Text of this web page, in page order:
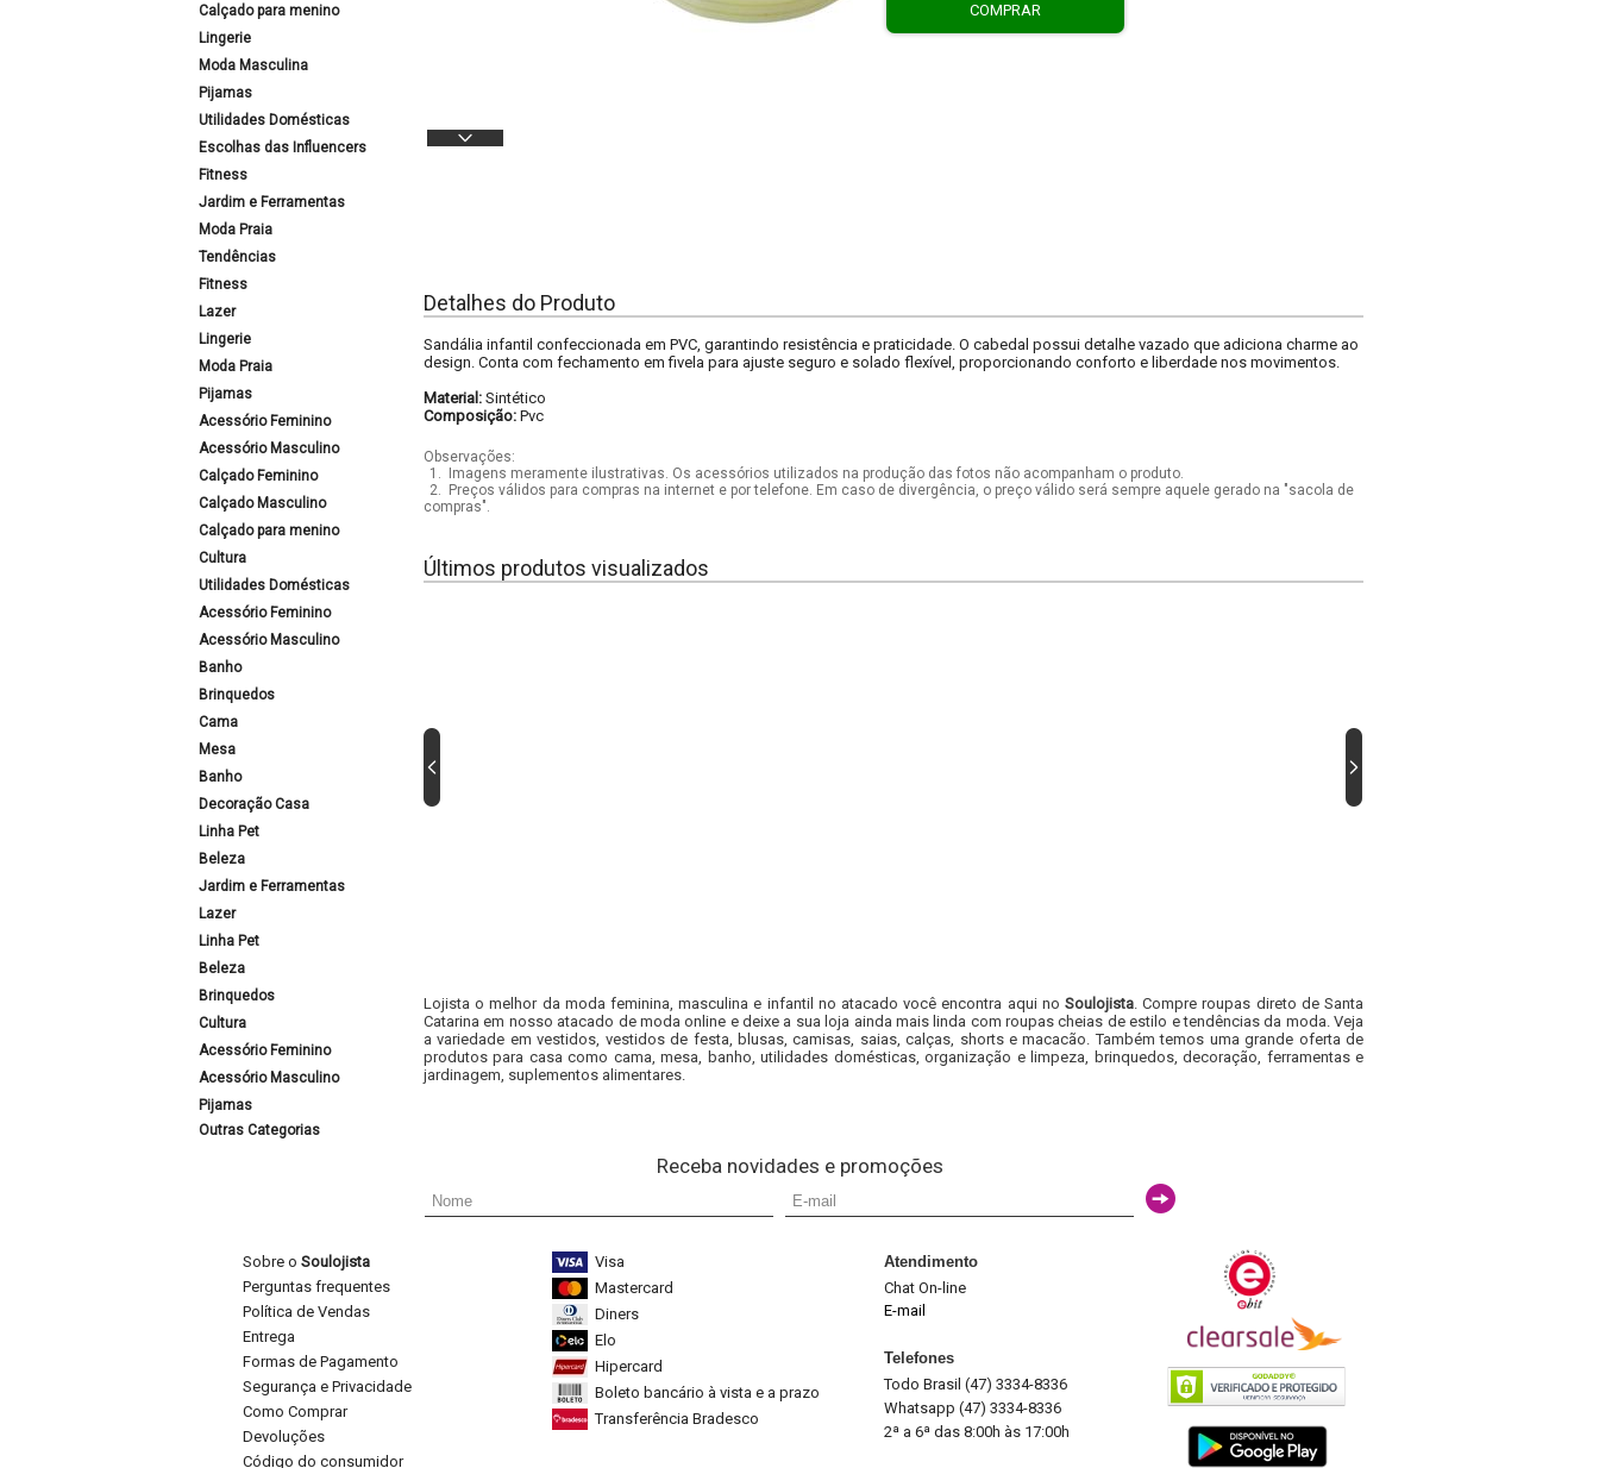
Calçado para menino
Lingerie
Moda Masculina
Pijamas
Utilidades Domésticas
Escolhas das Influencers
Fitness
Jardim e Ferramentas
Moda Praia
Tendências
Fitness
Lazer
Lingerie
Moda Praia
Pijamas
Acessório Feminino
Acessório Masculino
Calçado Feminino
Calçado Masculino
Calçado para menino
Cultura
Utilidades Domésticas
Acessório Feminino
Acessório Masculino
Banho
Brinquedos
Cama
Mesa
Banho
Decoração Casa
Linha Pet
Beleza
Jardim e Ferramentas
Lazer
Linha Pet
Beleza
Brinquedos
Cultura
Acessório Feminino
Acessório Masculino
Pijamas
Outras Categorias
COMPRAR
Detalhes do Produto
Sandália infantil confeccionada em PVC, garantindo resistência e praticidade. O cabedal possui detalhe vazado que adiciona charme ao
design. Conta com fechamento em fivela para ajuste seguro e solado flexível, proporcionando conforto e liberdade nos movimentos.
Material: Sintético
Composição: Pvc
Observações:
1.
Imagens meramente ilustrativas. Os acessórios utilizados na produção das fotos não acompanham o produto.
2.
Preços válidos para compras na internet e por telefone. Em caso de divergência, o preço válido será sempre aquele gerado na "sacola de
compras".
Últimos produtos visualizados
Lojista o melhor da moda feminina, masculina e infantil no atacado você encontra aqui no Soulojista. Compre roupas direto de Santa
Catarina em nosso atacado de moda online e deixe a sua loja ainda mais linda com roupas cheias de estilo e tendências da moda. Veja
a variedade em vestidos, vestidos de festa, blusas, camisas, saias, calças, shorts e macacão. Também temos uma grande oferta de
produtos para casa como cama, mesa, banho, utilidades domésticas, organização e limpeza, brinquedos, decoração, ferramentas e
jardinagem, suplementos alimentares.
Receba novidades e promoções
Sobre o Soulojista
Perguntas frequentes
Política de Vendas
Entrega
Formas de Pagamento
Segurança e Privacidade
Como Comprar
Devoluções
Código do consumidor
Visa
Mastercard
Diners
Elo
Hipercard
Boleto bancário à vista e a prazo
Transferência Bradesco
Atendimento
Chat On-line
E-mail
Telefones
Todo Brasil (47) 3334-8336
Whatsapp (47) 3334-8336
2ª a 6ª das 8:00h às 17:00h